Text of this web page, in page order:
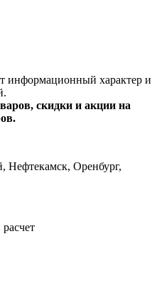
информационный характер и
скидки и акции на
Нефтекамск, Оренбург,